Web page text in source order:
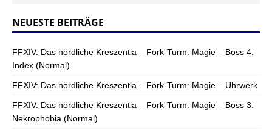
NEUESTE BEITRÄGE
FFXIV: Das nördliche Kreszentia – Fork-Turm: Magie – Boss 4:
Index (Normal)
FFXIV: Das nördliche Kreszentia – Fork-Turm: Magie – Uhrwerk
FFXIV: Das nördliche Kreszentia – Fork-Turm: Magie – Boss 3:
Nekrophobia (Normal)